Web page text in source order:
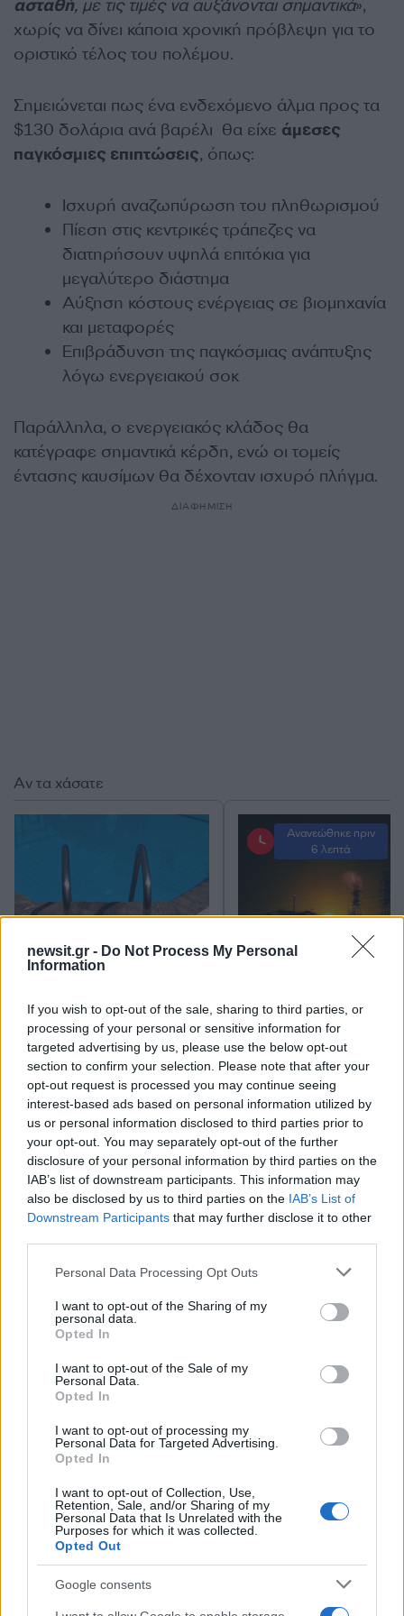
newsit.gr - Do Not Process My Personal
Information
If you wish to opt-out of the sale, sharing to third parties, or
processing of your personal or sensitive information for
targeted advertising by us, please use the below opt-out
section to confirm your selection. Please note that after your
opt-out request is processed you may continue seeing
interest-based ads based on personal information utilized by
us or personal information disclosed to third parties prior to
your opt-out. You may separately opt-out of the further
disclosure of your personal information by third parties on the
IAB’s list of downstream participants. This information may
also be disclosed by us to third parties on the IAB’s List of
Downstream Participants that may further disclose it to other
Please note that this website/app uses one or more Google
not limited to your visit or usage behaviour. You may click to
grant or deny consent to Google and its third-party tags to
use your data for below specified purposes in below Google
consent section.
Personal Data Processing Opt Outs
I want to opt-out of the Sharing of my
personal data.
Opted In
I want to opt-out of the Sale of my
Personal Data.
Opted In
I want to opt-out of processing my
Personal Data for Targeted Advertising.
Opted In
I want to opt-out of Collection, Use,
Retention, Sale, and/or Sharing of my
Personal Data that Is Unrelated with the
Purposes for which it was collected.
Opted Out
Google consents
ασταθή, με τις τιμές να αυξάνονται σημαντικά»,
χωρίς να δίνει κάποια χρονική πρόβλεψη για το
οριστικό τέλος του πολέμου.
Σημειώνεται πως ένα ενδεχόμενο άλμα προς τα
$130 δολάρια ανά βαρέλι θα είχε άμεσες
παγκόσμιες επιπτώσεις, όπως:
Ισχυρή αναζωπύρωση του πληθωρισμού
Πίεση στις κεντρικές τράπεζες να
διατηρήσουν υψηλά επιτόκια για
μεγαλύτερο διάστημα
Αύξηση κόστους ενέργειας σε βιομηχανία
και μεταφορές
Επιβράδυνση της παγκόσμιας ανάπτυξης
λόγω ενεργειακού σοκ
Παράλληλα, ο ενεργειακός κλάδος θα
κατέγραφε σημαντικά κέρδη, ενώ οι τομείς
έντασης καυσίμων θα δέχονταν ισχυρό πλήγμα.
ΔΙΑΦΗΜΙΣΗ
Σχόλια
Σχολίασε εδώ
50 /50
2000 /2000
Όροι Χρήσης . Το site προστατεύεται από reCAPTCHA, ισχύουν
Μακρο-οικονομία
ΠΕΤΡΕΛΑΙΟ
ΠΟΛΕΜΟΣ ΙΡΑΝ
Share:
Ακολουθήστε το Νewsit.gr στο Google News
Αν τα χάσατε
πνίγηκε ο 4χρονος –
Απολογείται ο ιδιοκτήτης
που είχε δηλωθεί ως
ναυαγοσώστης
Ανανεώθηκε πριν
6 λεπτά
διυλιστήριο της
Aramco στη
Αραβία